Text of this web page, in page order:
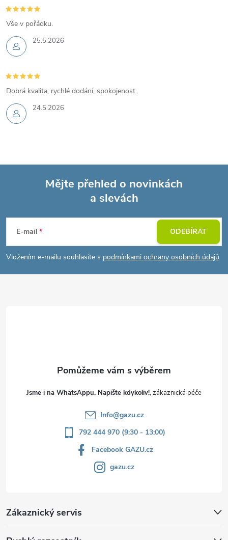
25.5.2026
Vše v pořádku.
24.5.2026
Dobrá kvalita, rychlé dodání, spokojenost.
p
Mějte přehled o novinkách
a slevách
E-mail
Vložením e-mailu souhlasíte s podmínkami ochrany osobních údajů
ODEBÍRAT
Jsme i na WhatsAppu. Napište kdykoliv!
Info@gazu.cz
792 444 970 (9:30 - 13:00)
Facebook GAZU.cz
gazu.cz
Zákaznický servis